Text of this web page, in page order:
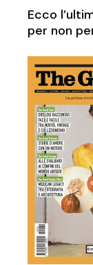
Ecco
per non